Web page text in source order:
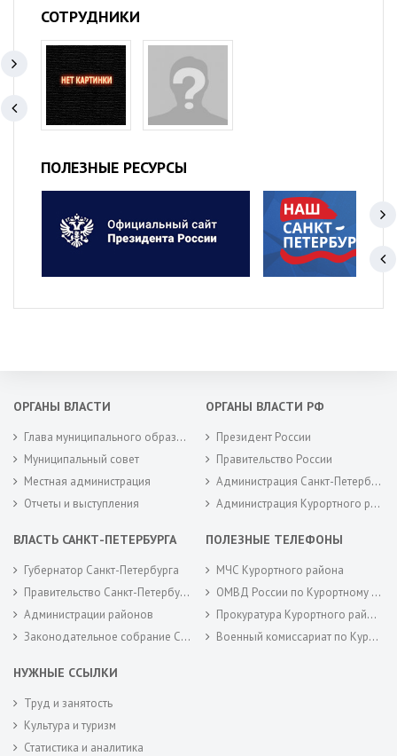
СОТРУДНИКИ
ПОЛЕЗНЫЕ РЕСУРСЫ
ОРГАНЫ ВЛАСТИ
Глава муниципального образования
Муниципальный совет
Местная администрация
Отчеты и выступления
ОРГАНЫ ВЛАСТИ РФ
Президент России
Правительство России
Администрация Санкт-Петербурга
Администрация Курортного района Санкт-Петербурга
ВЛАСТЬ САНКТ-ПЕТЕРБУРГА
Губернатор Санкт-Петербурга
Правительство Санкт-Петербурга
Администрации районов
Законодательное собрание Санкт-Петербурга
ПОЛЕЗНЫЕ ТЕЛЕФОНЫ
МЧС Курортного района
ОМВД России по Курортному району
Прокуратура Курортного района
Военный комиссариат по Курортному районам города Санкт-Петербурга
НУЖНЫЕ ССЫЛКИ
Труд и занятость
Культура и туризм
Статистика и аналитика